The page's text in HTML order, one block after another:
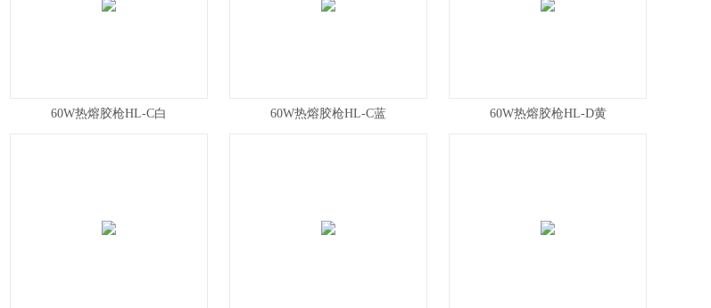
60W热熔胶枪HL-C白 60W热熔胶枪HL-C蓝 60W热熔胶枪HL-D黄